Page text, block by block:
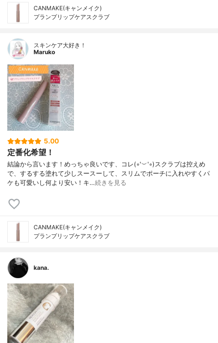
CANMAKE(キャンメイク)
プランプリップケアスクラブ
スキンケア大好き！
Maruko
5.00
定番化希望！
結論から言います！めっちゃ良いです、コレ(◦'︶'◦)スクラブは控えめ
で、するする塗れて少しスースーして、スリムでポーチに入れやすくパ
ケも可愛いし何より安い！キ…続きを見る
CANMAKE(キャンメイク)
プランプリップケアスクラブ
kana.